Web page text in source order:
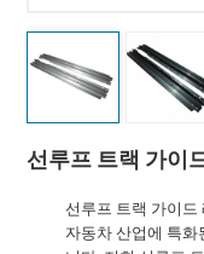
선루프 트랙 가이
선루프 트랙 가이
자동차 산업에 특